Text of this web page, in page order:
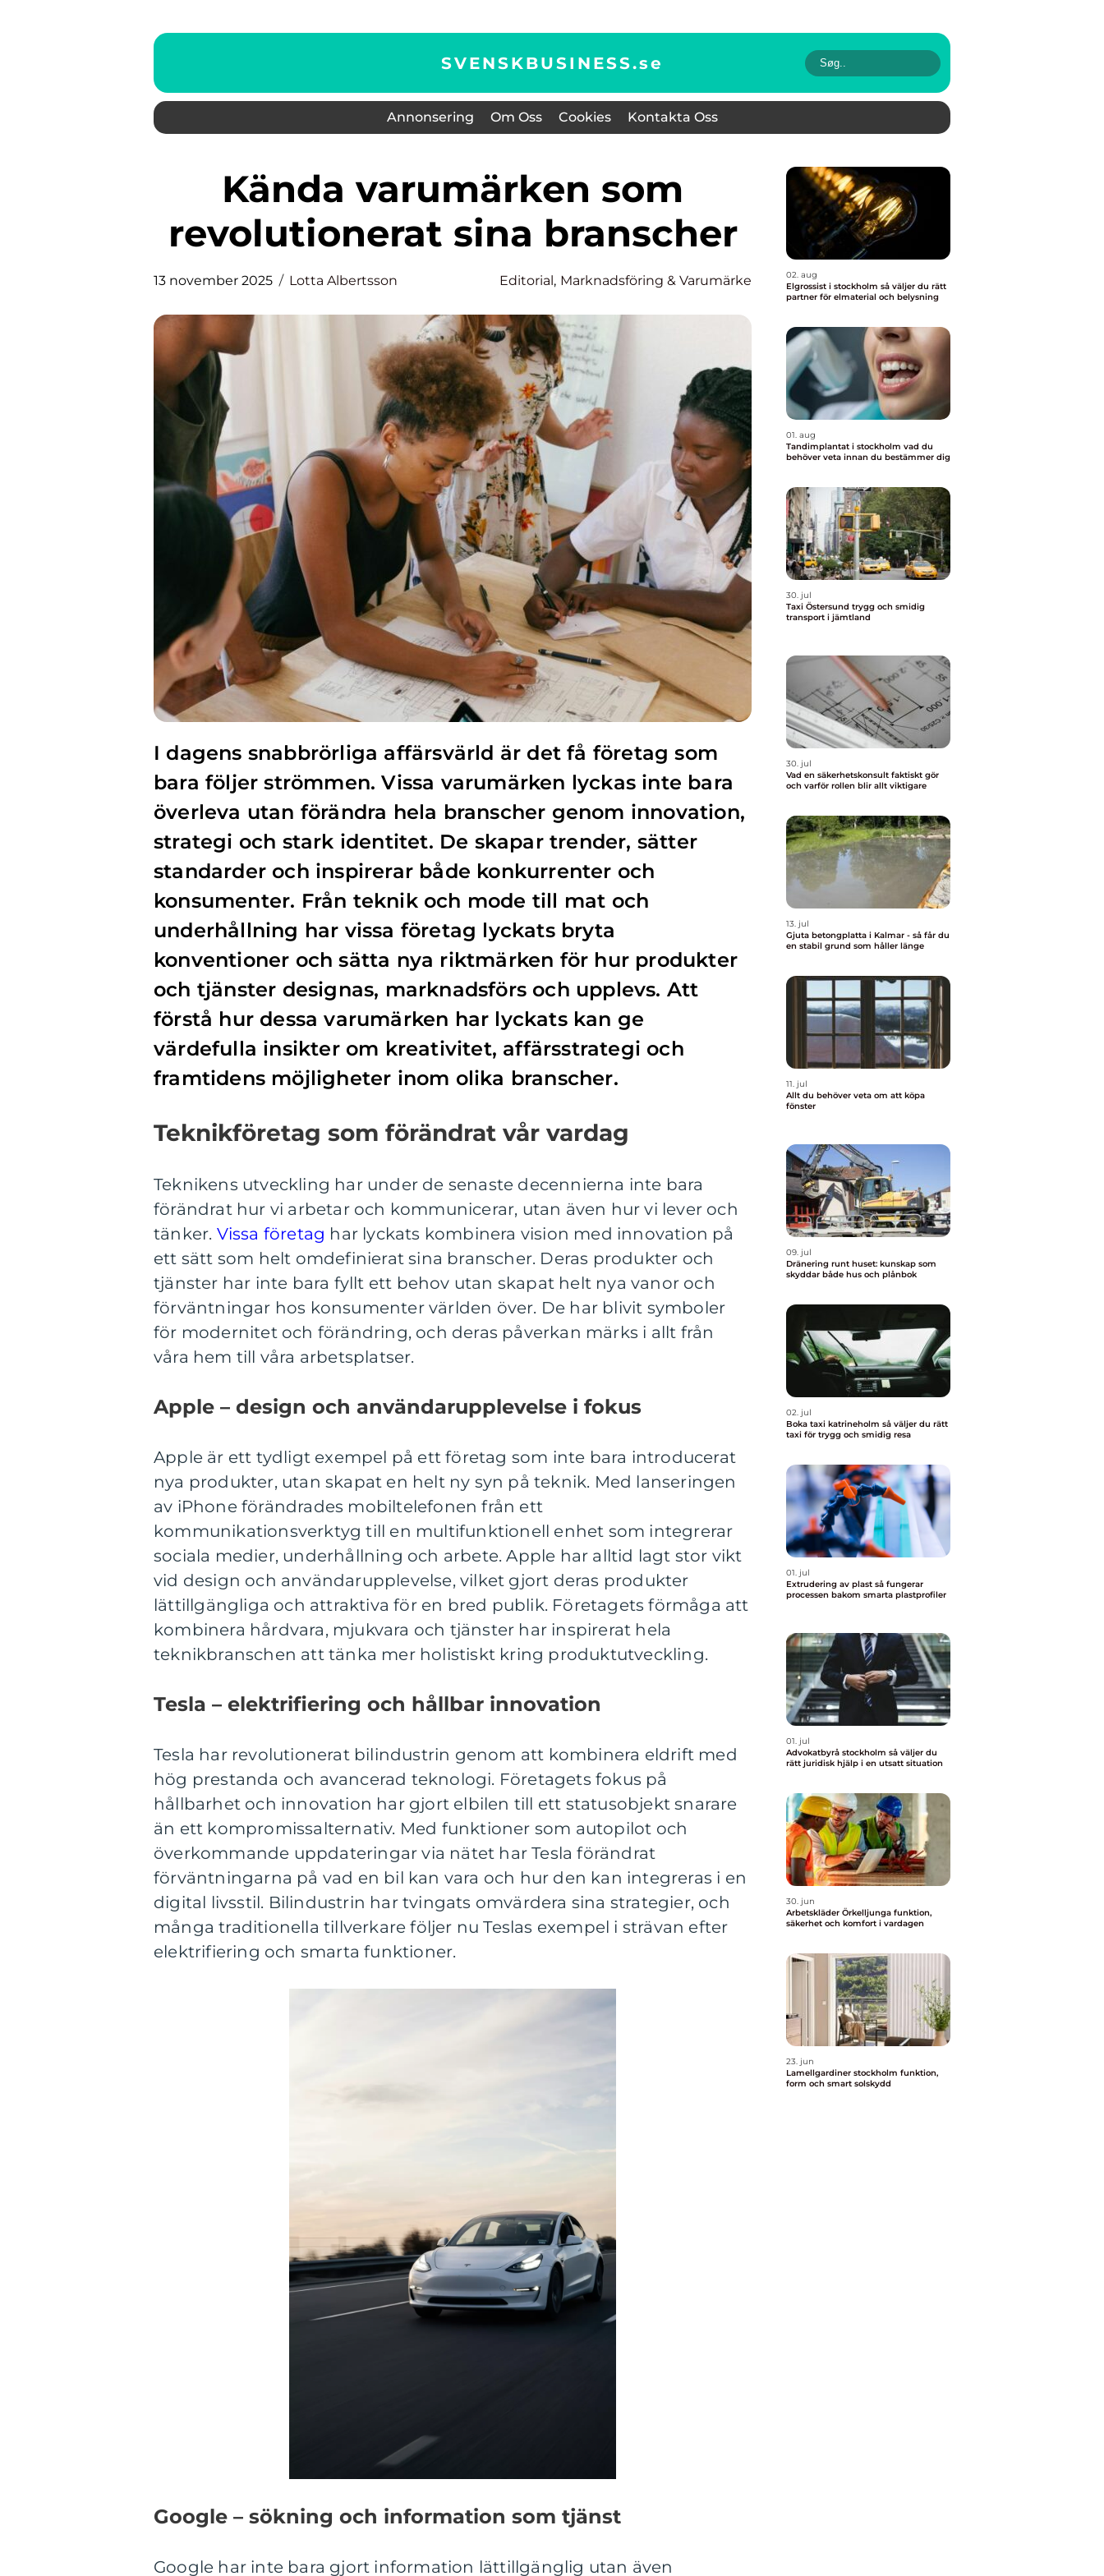
SVENSKBUSINESS.se
Annonsering Om Oss Cookies Kontakta Oss
Kända varumärken som
revolutionerat sina branscher
13 november 2025 Lotta Albertsson Editorial, Marknadsföring & Varumärke
I dagens snabbrörliga affärsvärld är det få företag som
bara följer strömmen. Vissa varumärken lyckas inte bara
överleva utan förändra hela branscher genom innovation,
strategi och stark identitet. De skapar trender, sätter
standarder och inspirerar både konkurrenter och
konsumenter. Från teknik och mode till mat och
underhållning har vissa företag lyckats bryta
konventioner och sätta nya riktmärken för hur produkter
och tjänster designas, marknadsförs och upplevs. Att
förstå hur dessa varumärken har lyckats kan ge
värdefulla insikter om kreativitet, affärsstrategi och
framtidens möjligheter inom olika branscher.
Teknikföretag som förändrat vår vardag
Teknikens utveckling har under de senaste decennierna inte bara
förändrat hur vi arbetar och kommunicerar, utan även hur vi lever och
tänker. Vissa företag har lyckats kombinera vision med innovation på
ett sätt som helt omdefinierat sina branscher. Deras produkter och
tjänster har inte bara fyllt ett behov utan skapat helt nya vanor och
förväntningar hos konsumenter världen över. De har blivit symboler
för modernitet och förändring, och deras påverkan märks i allt från
våra hem till våra arbetsplatser.
Apple – design och användarupplevelse i fokus
Apple är ett tydligt exempel på ett företag som inte bara introducerat
nya produkter, utan skapat en helt ny syn på teknik. Med lanseringen
av iPhone förändrades mobiltelefonen från ett
kommunikationsverktyg till en multifunktionell enhet som integrerar
sociala medier, underhållning och arbete. Apple har alltid lagt stor vikt
vid design och användarupplevelse, vilket gjort deras produkter
lättillgängliga och attraktiva för en bred publik. Företagets förmåga att
kombinera hårdvara, mjukvara och tjänster har inspirerat hela
teknikbranschen att tänka mer holistiskt kring produktutveckling.
Tesla – elektrifiering och hållbar innovation
Tesla har revolutionerat bilindustrin genom att kombinera eldrift med
hög prestanda och avancerad teknologi. Företagets fokus på
hållbarhet och innovation har gjort elbilen till ett statusobjekt snarare
än ett kompromissalternativ. Med funktioner som autopilot och
överkommande uppdateringar via nätet har Tesla förändrat
förväntningarna på vad en bil kan vara och hur den kan integreras i en
digital livsstil. Bilindustrin har tvingats omvärdera sina strategier, och
många traditionella tillverkare följer nu Teslas exempel i strävan efter
elektrifiering och smarta funktioner.
Google – sökning och information som tjänst
Google har inte bara gjort information lättillgänglig utan även
02. aug
Elgrossist i stockholm så väljer du rätt
partner för elmaterial och belysning
01. aug
Tandimplantat i stockholm vad du
behöver veta innan du bestämmer dig
30. jul
Taxi Östersund trygg och smidig
transport i jämtland
30. jul
Vad en säkerhetskonsult faktiskt gör
och varför rollen blir allt viktigare
13. jul
Gjuta betongplatta i Kalmar - så får du
en stabil grund som håller länge
11. jul
Allt du behöver veta om att köpa
fönster
09. jul
Dränering runt huset: kunskap som
skyddar både hus och plånbok
02. jul
Boka taxi katrineholm så väljer du rätt
taxi för trygg och smidig resa
01. jul
Extrudering av plast så fungerar
processen bakom smarta plastprofiler
01. jul
Advokatbyrå stockholm så väljer du
rätt juridisk hjälp i en utsatt situation
30. jun
Arbetskläder Örkelljunga funktion,
säkerhet och komfort i vardagen
23. jun
Lamellgardiner stockholm funktion,
form och smart solskydd